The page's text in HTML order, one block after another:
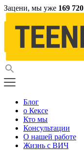
Зацени, мы уже 169 720
Блог
о Кексе
Кто мы
Консультации
О нашей работе
Жизнь с ВИЧ